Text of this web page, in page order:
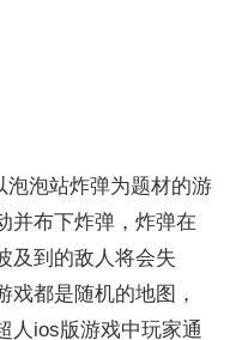
泡泡站炸弹为题材的游
并布下炸弹，炸弹在
及到的敌人将会失
戏都是随机的地图，
人ios版游戏中玩家通